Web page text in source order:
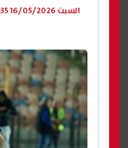
السبت 16/05/2026 08:35 م